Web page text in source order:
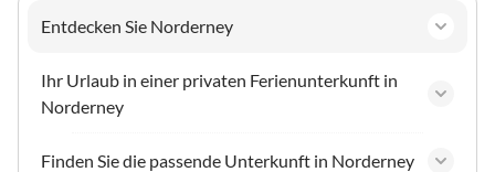
Entdecken Sie Norderney
Ihr Urlaub in einer privaten Ferienunterkunft in
Norderney
Finden Sie die passende Unterkunft in Norderney